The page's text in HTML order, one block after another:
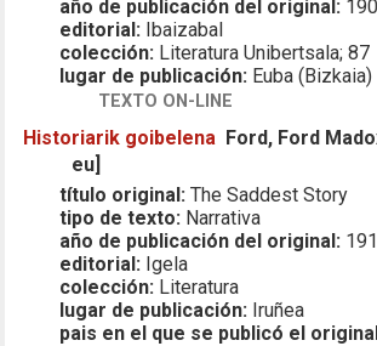
año de publicación del original:
editorial: Ibaizabal
colección: Literatura Unibertsala; 87
lugar de publicación: Euba (Bizkaia)
TEXTO ON-LINE
Historiarik goibelena Ford, Ford
eu]
título original: The Saddest Story
tipo de texto: Narrativa
año de publicación del original:
editorial: Igela
colección: Literatura
lugar de publicación: Iruñea
pais en el que se publicó el